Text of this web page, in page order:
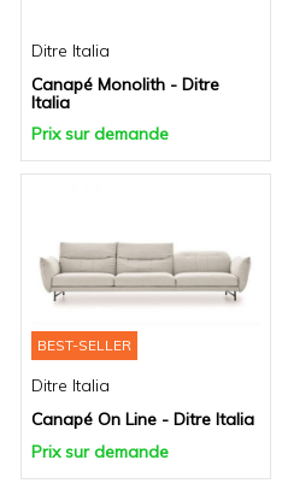
Ditre Italia
Canapé Monolith - Ditre
Italia
Prix sur demande
BEST-SELLER
Ditre Italia
Canapé On Line - Ditre Italia
Prix sur demande